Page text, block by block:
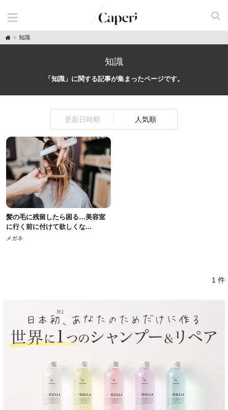
H
o
知識
知識
「知識」に関する記事が集まったページです。
更新日時順 人気順
髪の毛に残留したら困る…美容室
に行く前に付けて欲しくな...
メガネ
1 件